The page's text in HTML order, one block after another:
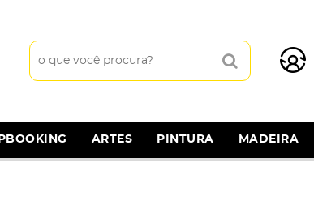
ARTES PINTURA MADEIRA